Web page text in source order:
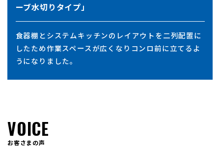
ーブ水切りタイプ」
食器棚とシステムキッチンのレイアウトを二列配置に
したため作業スペースが広くなりコンロ前に立てるよ
うになりました。
VOICE
お客さまの声